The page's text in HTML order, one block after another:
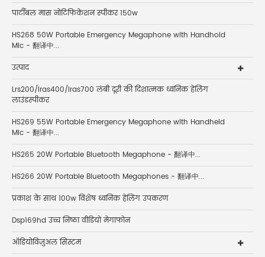
पार्टीबल मास नोटिफिकेशन स्पीकर 150w
HS268 50W Portable Emergency Megaphone with Handhold
Mic - 翻译中...
उत्पाद
Lrs200/lras400/lras700 लंबी दूरी की दिशात्मक ध्वनिक हेलिंग
लाउंडस्पीकर
HS269 55W Portable Emergency Megaphone with Handheld
Mic - 翻译中...
HS265 20W Portable Bluetooth Megaphone - 翻译中...
HS266 20W Portable Bluetooth Megaphones - 翻译中...
प्रकाश के साथ 100w विशेष ध्वनिक हेलिंग उपकरण
Dsp169hd उच्च निष्ठा वीडियो मेगाफोन
ऑडियोविज़ुअल सिस्टम